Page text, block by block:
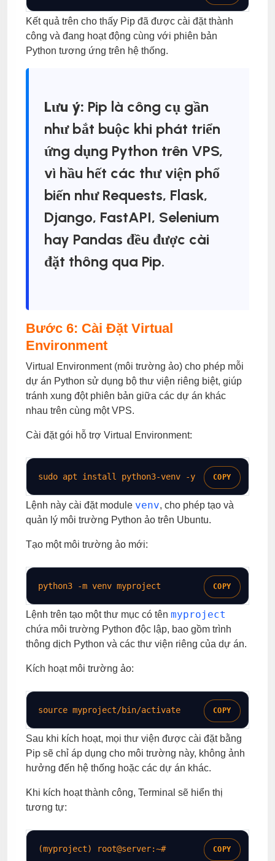
Kết quả trên cho thấy Pip đã được cài đặt thành
công và đang hoạt động cùng với phiên bản
Python tương ứng trên hệ thống.
Lưu ý: Pip là công cụ gần
như bắt buộc khi phát triển
ứng dụng Python trên VPS,
vì hầu hết các thư viện phổ
biến như Requests, Flask,
Django, FastAPI, Selenium
hay Pandas đều được cài
đặt thông qua Pip.
Bước 6: Cài Đặt Virtual
Environment
Virtual Environment (môi trường ảo) cho phép mỗi
dự án Python sử dụng bộ thư viện riêng biệt, giúp
tránh xung đột phiên bản giữa các dự án khác
nhau trên cùng một VPS.
Cài đặt gói hỗ trợ Virtual Environment:
sudo apt install python3-venv -y COPY
Lệnh này cài đặt module venv, cho phép tạo và
quản lý môi trường Python ảo trên Ubuntu.
Tạo một môi trường ảo mới:
python3 -m venv myproject COPY
Lệnh trên tạo một thư mục có tên myproject
chứa môi trường Python độc lập, bao gồm trình
thông dịch Python và các thư viện riêng của dự án.
Kích hoạt môi trường ảo:
source myproject/bin/activate COPY
Sau khi kích hoạt, mọi thư viện được cài đặt bằng
Pip sẽ chỉ áp dụng cho môi trường này, không ảnh
hưởng đến hệ thống hoặc các dự án khác.
Khi kích hoạt thành công, Terminal sẽ hiển thị
tương tự:
(myproject) root@server:~# COPY